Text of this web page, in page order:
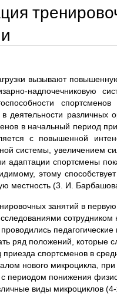
вызывают
надпочечниковую
деятельности различных
в начальный период
с повышенной
системы, увеличением
адаптации спортсмены
этому
местность (3. И.
занятий в
ряд положений, которые
спортсменов в
нового микроцикла,
периодом понижения
виды микроциклов